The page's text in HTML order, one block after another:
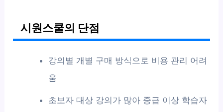
시원스쿨의 단점
강의별 개별 구매 방식으로 비용 관리 어려
움
초보자 대상 강의가 많아 중급 이상 학습자